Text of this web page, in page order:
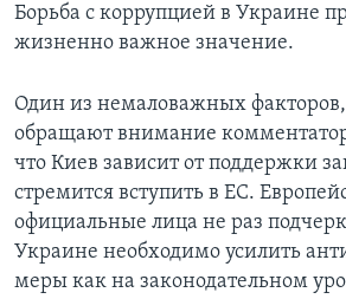
Борьба с коррупцией в Украине
жизненно важное значение.
Один из немаловажных
обращают внимание
что Киев зависит от поддержки
стремится вступить в ЕС.
официальные лица не раз
Украине необходимо усилить
меры как на законодательном